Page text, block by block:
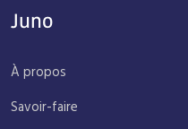
Juno
À propos
Savoir-faire